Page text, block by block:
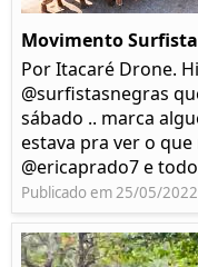
Movimento
Por Itacaré Drone.
@surfistasnegras
sábado .. marca
estava pra ver o
@ericaprado7 e
Publicado em 25/05/2022